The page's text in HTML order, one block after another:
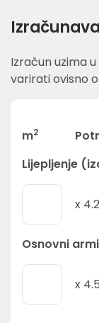
Izračun uzima
varirati ovisno
m2
Lijepljenje
x
Osnovni
x 4.5